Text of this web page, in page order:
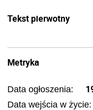
Tekst pierwotny
Metryka
Data ogłoszenia:
Data wejścia w życie: